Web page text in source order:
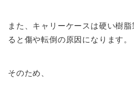
また、キャリーケースは硬い樹
ると傷や転倒の原因になります。
そのため、